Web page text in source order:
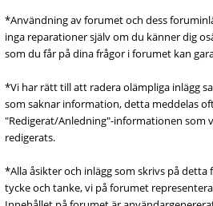
*Användning av forumet och dess
inga reparationer själv om du känner dig
som du får på dina frågor i forumet kan
*Vi har rätt till att radera olämpliga inlägg
som saknar information, detta meddelas
"Redigerat/Anledning"-informationen som
redigerats.
*Alla åsikter och inlägg som skrivs på
tycke och tanke, vi på forumet